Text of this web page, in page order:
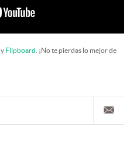
y Flipboard . ¡No te pierdas lo mejor de